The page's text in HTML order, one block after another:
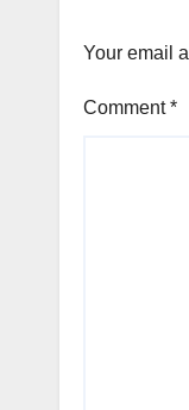
Your email
Comment*